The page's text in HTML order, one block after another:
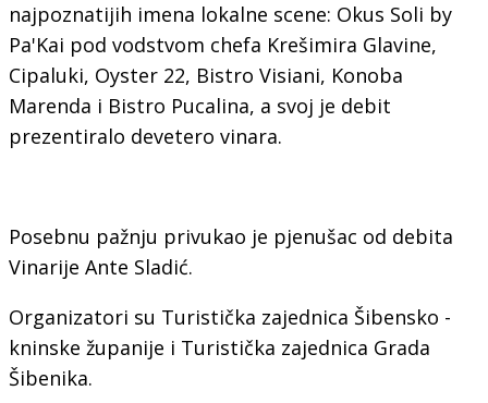
najpoznatijih imena lokalne scene: Okus Soli by
Pa'Kai pod vodstvom chefa Krešimira Glavine,
Cipaluki, Oyster 22, Bistro Visiani, Konoba
Marenda i Bistro Pucalina, a svoj je debit
prezentiralo devetero vinara.
Posebnu pažnju privukao je pjenušac od debita
Vinarije Ante Sladić.
Organizatori su Turistička zajednica Šibensko -
kninske županije i Turistička zajednica Grada
Šibenika.